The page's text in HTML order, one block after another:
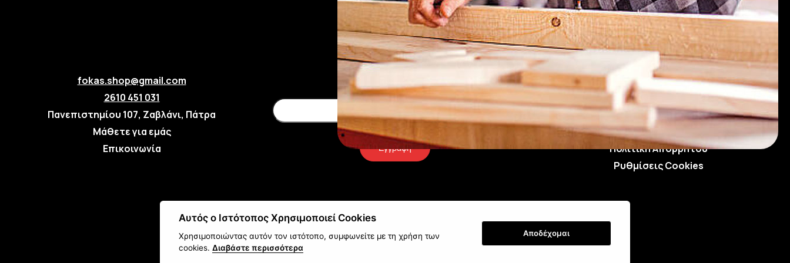
fokas.shop@gmail.com
2610 451 031
Πανεπιστημίου 107, Ζαβλάνι, Πάτρα
Μάθετε για εμάς
Επικοινωνία
Εγγραφή
Τρόποι Αποστολής
Τρόποι Παραγγελίας
Τρόποι Πληρωμής
Όροι Χρήσης & Ασφάλεια
Πολιτική Απορρήτου
Ρυθμίσεις Cookies
Αυτός ο Ιστότοπος Χρησιμοποιεί Cookies
Χρησιμοποιώντας αυτόν τον ιστότοπο, συμφωνείτε με τη χρήση των
cookies. Διαβάστε περισσότερα
Αποδέχομαι